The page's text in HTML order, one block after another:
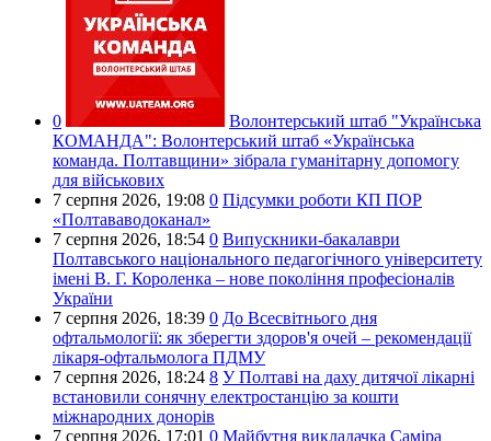
0
Волонтерський штаб "Українська
КОМАНДА": Волонтерський штаб «Українська
команда. Полтавщини» зібрала гуманітарну допомогу
для військових
7 серпня 2026, 19:08 0 Підсумки роботи КП ПОР
«Полтававодоканал»
7 серпня 2026, 18:54 0 Випускники-бакалаври
Полтавського національного педагогічного університету
імені В. Г. Короленка – нове покоління професіоналів
України
7 серпня 2026, 18:39 0 До Всесвітнього дня
офтальмології: як зберегти здоров'я очей – рекомендації
лікаря-офтальмолога ПДМУ
7 серпня 2026, 18:24 8 У Полтаві на даху дитячої лікарні
встановили сонячну електростанцію за кошти
міжнародних донорів
7 серпня 2026, 17:01 0 Майбутня викладачка Саміра